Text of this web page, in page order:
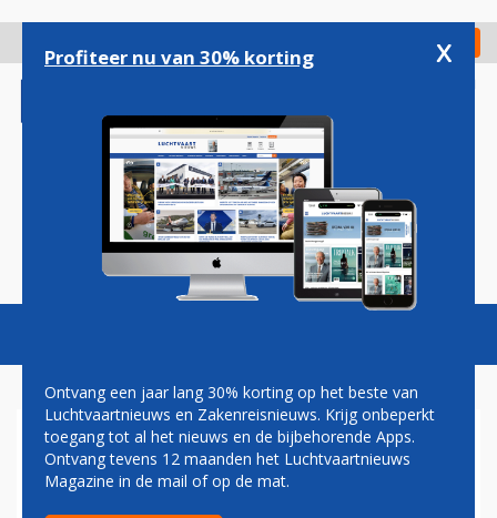
gaan
Check in
Magazine Podcasts Vacatures
BRUSSELS AIRPORT ZIET
AANTAL REIZIGERS OOK IN
Profiteer nu van 30% korting x
Ontvang een jaar lang 30% korting op het beste van
Luchtvaartnieuws en Zakenreisnieuws. Krijg onbeperkt
toegang tot al het nieuws en de bijbehorende Apps.
Ontvang tevens 12 maanden het Luchtvaartnieuws
Magazine in de mail of op de mat.